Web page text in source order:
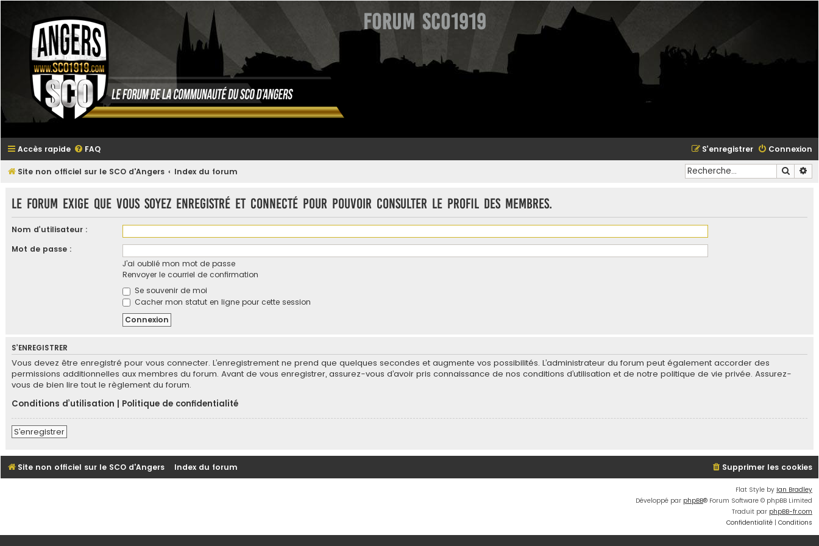
Forum SCO1919
Accès rapide FAQ Connexion
S’enregistrer
Site non officiel sur le SCO d'Angers Index du forum
Le forum exige que vous soyez enregistré et connecté pour pouvoir consulter le profil des membres.
Nom d’utilisateur :
Mot de passe :
J’ai oublié mon mot de passe
Renvoyer le courriel de confirmation
Se souvenir de moi
Cacher mon statut en ligne pour cette session
S’ENREGISTRER
Vous devez être enregistré pour vous connecter. L’enregistrement ne prend que quelques secondes et augmente vos possibilités. L’administrateur du forum peut également accorder des
permissions additionnelles aux membres du forum. Avant de vous enregistrer, assurez-vous d’avoir pris connaissance de nos conditions d’utilisation et de notre politique de vie privée. Assurez-
vous de bien lire tout le règlement du forum.
Conditions d’utilisation
Politique de confidentialité
S’enregistrer
Site non officiel sur le SCO d'Angers Index du forum Supprimer les cookies
Flat Style by Ian Bradley
Développé par phpBB® Forum Software © phpBB Limited
Traduit par phpBB-fr.com
Confidentialité | Conditions